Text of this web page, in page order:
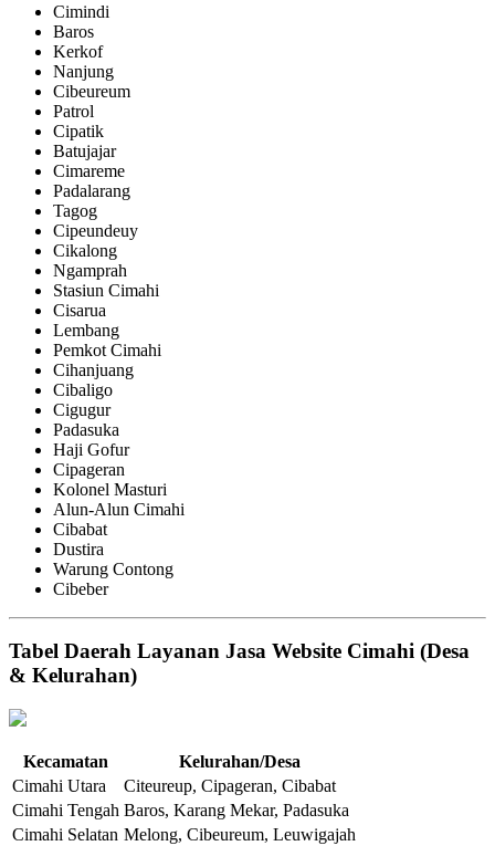
Cimindi
Baros
Kerkof
Nanjung
Cibeureum
Patrol
Cipatik
Batujajar
Cimareme
Padalarang
Tagog
Cipeundeuy
Cikalong
Ngamprah
Stasiun Cimahi
Cisarua
Lembang
Pemkot Cimahi
Cihanjuang
Cibaligo
Cigugur
Padasuka
Haji Gofur
Cipageran
Kolonel Masturi
Alun-Alun Cimahi
Cibabat
Dustira
Warung Contong
Cibeber
Tabel Daerah Layanan Jasa Website Cimahi (Desa
& Kelurahan)
Kecamatan
Kelurahan/Desa
Cimahi Utara
Citeureup, Cipageran, Cibabat
Cimahi Tengah Baros, Karang Mekar, Padasuka
Cimahi Selatan Melong, Cibeureum, Leuwigajah